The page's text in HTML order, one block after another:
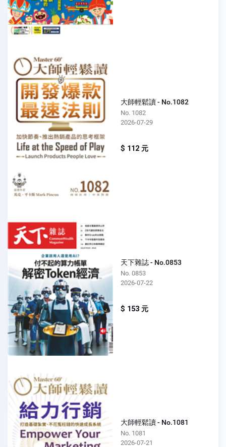
大師輕鬆讀 - No.1082
No. 1082
2026-07-29
$ 112 元
天下雜誌 - No.0853
No. 0853
2026-07-22
$ 153 元
大師輕鬆讀 - No.1081
No. 1081
2026-07-21